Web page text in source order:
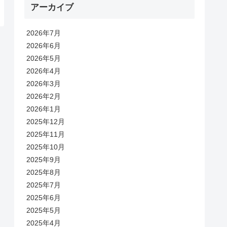
アーカイブ
2026年7月
2026年6月
2026年5月
2026年4月
2026年3月
2026年2月
2026年1月
2025年12月
2025年11月
2025年10月
2025年9月
2025年8月
2025年7月
2025年6月
2025年5月
2025年4月